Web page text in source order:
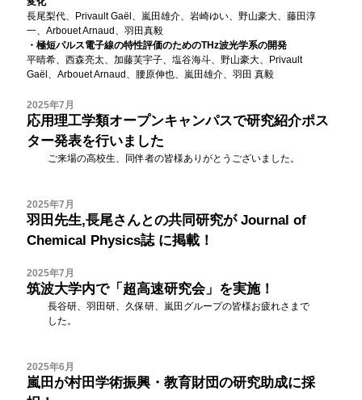
長尾梨代、Privault Gaël、嵐田雄介、岩崎ゆい、野山豪大、藤田淳
一、Arbouet Arnaud、羽田真毅
・極短パルス電子線の特性評価のためのTHz波光学系の開発
平晴希、西森亮太、加藤芙宇子、塩谷海斗、野山豪大、Privault
Gaël、Arbouet Arnaud、腰原伸也、嵐田雄介、羽田 真毅
2025年7月
応用理工学類オープンキャンパスで研究紹介ポス
ター発表を行いました
ご来場の高校生、同伴者の皆様ありがとうございました。
2025年7月
羽田先生,長尾さんとの共同研究がJournal of
Chemical Physics誌に掲載！
2025年7月
筑波大学内で「超高速研究会」を実施！
長谷研、羽田研、久保研、嵐田グループの皆様お疲れさまで
した。
2025年6月
嵐田が村田学術振興・教育財団の研究助成に採